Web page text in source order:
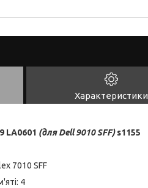
Характеристики
LA0601 (для Dell 9010 SFF)s1155
7010 SFF
4